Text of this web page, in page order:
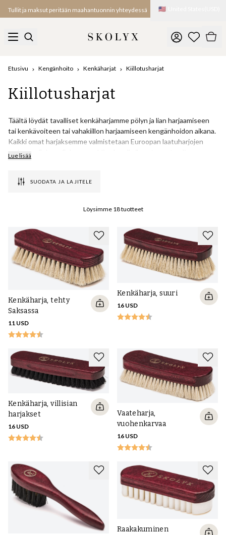
Tullit ja maksut peritään maahantuonnin yhteydessä 🇺🇸
Etusivu Kengänhoito Kenkäharjat Kiillotusharjat
Kiillotusharjat
Täältä löydät tavalliset kenkäharjamme pölyn ja lian harjaamiseen
tai kenkävoiteen tai vahakiillon harjaamiseen kengänhoidon aikana.
Kaikki omat harjaksemme valmistetaan Euroopan laatuharjojen
mekassa, Saksan Schwarzwaldin alueella ilmastoneutraalissa
harjanvarret on valmistettu värjätystä pyökkipuusta, joka on
minimoivat karvojen irtoamisen. Myymme myös esimerkiksi Saphirin
siveltimiä.
Lue lisää
SUODATA JA LAJITELE
Löysimme 18tuotteet
Kenkäharja, tehty
Saksassa
11 USD
Kenkäharja, suuri
16 USD
Kenkäharja, villisian
harjakset
16 USD
Vaateharja,
vuohenkarvaa
16 USD
Raakakuminen